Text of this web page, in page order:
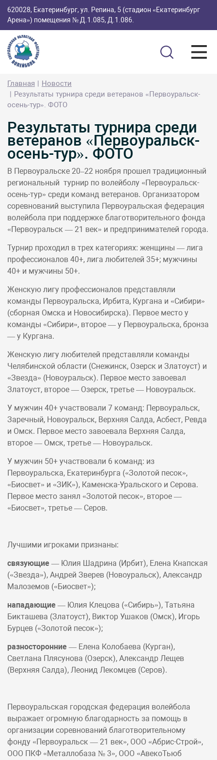
620028, Екатеринбург, ул. Репина, 5 (стадион «Екатеринбург
Арена») помещения № Д.1.085, Д.1.086.
Главная
Новости
Результаты турнира среди ветеранов «Первоуральск-
осень-тур». ФОТО
Результаты турнира среди
ветеранов «Первоуральск-
осень-тур». ФОТО
В Первоуральске 20–22 ноября прошел традиционный
региональный турнир по волейболу «Первоуральск-
осень-тур» среди команд ветеранов. Организатором
соревнований выступила Первоуральская федерация
волейбола при поддержке благотворительного фонда
«Первоуральск — 21 век» и предпринимателей города.
Турнир проходил в трех категориях: женщины — лига
профессионалов 40+, лига любителей 35+; мужчины
40+ и мужчины 50+.
Женскую лигу профессионалов представляли
команды Первоуральска, Ирбита, Кургана и «Сибири»
(сборная Омска и Новосибирска). Первое место у
команды «Сибири», второе — у Первоуральска, бронза
— у Кургана.
Женскую лигу любителей представляли команды
Челябинской области (Снежинск, Озерск и Златоуст) и
«Звезда» (Новоуральск). Первое место завоевал
Златоуст, второе — Озерск, третье — Новоуральск.
У мужчин 40+ участвовали 7 команд: Первоуральск,
Заречный, Новоуральск, Верхняя Салда, Асбест, Ревда
и Омск. Первое место завоевала Верхняя Салда,
второе — Омск, третье — Новоуральск.
У мужчин 50+ участвовали 6 команд: из
Первоуральска, Екатеринбурга («Золотой песок»,
«Биосвет» и «ЗИК»), Каменска-Уральского и Серова.
Первое место занял «Золотой песок», второе —
«Биосвет», третье — Серов.
Лучшими игроками признаны:
связующие — Юлия Шадрина (Ирбит), Елена Кнапская
(«Звезда»), Андрей Зверев (Новоуральск), Александр
Малоземов («Биосвет»);
нападающие — Юлия Клецова («Сибирь»), Татьяна
Бикташева (Златоуст), Виктор Ушаков (Омск), Игорь
Бурцев («Золотой песок»);
разносторонние — Елена Колобаева (Курган),
Светлана Плясунова (Озерск), Александр Лещев
(Верхняя Салда), Леонид Лекомцев (Серов).
Первоуральская городская федерация волейбола
выражает огромную благодарность за помощь в
организации соревнований благотворительному
фонду «Первоуральск — 21 век», ООО «Абрис-Строй»,
ООО ПКФ «Металлобаза № 3», ООО «АвекоТьюб